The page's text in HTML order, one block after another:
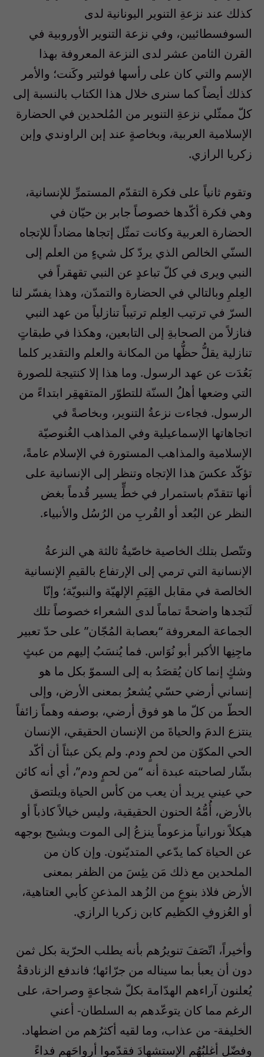
كذلك عند نزعةِ التنوير اليونانية لدى
السوفسطائيين، وفي نزعة التنوير الأوروبية في
القرن الثامن عشر لدى النزعة المعروفة بهذا
الإسم والتي كان على رأسها فولتير وكَنت؛ والأمر
كذلك أيضاً كما سنرى خلال هذا الكتاب بالنسبة إلى
كلّ ممثّلي نزعةِ التنوير من المُلحدين في الحضارة
الإسلامية العربية، وبخاصةٍ عند إبن الراوندي وإبن
زكريا الرازي.
وتقوم ثانياً على فكرة التقدّم المستمرِّ للإنسانية،
وهي فكرة أكّدها خصوصاً جابر بن حيّان في
الحضارة العربية وكانت تمثّل إتجاها مضاداً للإتجاه
السنّي الخالص الذي يردّ كل شيءٍ من العلم إلى
النبي ويرى في كلّ تباعدٍ عن النبي تقهقراً في
العِلمِ وبالتالي في الحضارة والتمدّن، وهذا يفسّر لنا
السرّ في ترتيب العِلم ترتيباً تنازلياً من عهد النبي
فنازلاً من الصحابةِ إلى التابعين، وهكذا في طبقاتٍ
تنازلية يقلُّ حظُّها من المكانة والعلم والتقدير كلما
بَعُدَت عن عهد الرسول. وما هذا إلا كنتيجة للصورة
التي وضعها أهلُ السنّة للتطوّر المتقهقِر ابتداءً من
الرسول. فجاءت نزعةُ التنوير، وبخاصةً في
اتجاهاتها الإسماعيلية وفي المذاهب الغُنوصيّة
الإسلامية والمذاهب المستورة في الإسلام عامةً،
تؤكّد عكسَ هذا الإتجاه وتنظر إلى الإنسانية على
أنها تتقدّم باستمرار في خطٍّ يسير قُدماً بغض
النظر عن البُعد أو القُربِ من الرُسُل والأنبياء.
وتتّصل بتلك الخاصية خاصّيةُ ثالثة هي النزعةُ
الإنسانية التي ترمي إلى الإرتفاع بالقيمِ الإنسانية
الخالصة في مقابل القِيَمِ الإلهيّة والنبويّة؛ وإنّا
لَنَجدها واضحةً تماماً لدى الشعراء خصوصاً تلك
الجماعة المعروفة “بعصابة المُجّان” على حدّ تعبير
ماجِنِها الأكبر أبو نُوَاس. فما يُنسَبُ إليهم من عبثٍ
وشكٍ إنما كان يُقصَدُ به إلى السموّ بكل ما هو
إنساني أرضي حسّي يُشعرُ بمعنى الأرض، وإلى
الحطّ من كلّ ما هو فوق أرضي، بوصفه وهماً زائفاً
ينتزع الدمَ والحياةَ من الإنسان الحقيقي، الإنسان
الحي المكوّن من لحمٍ ودم. ولم يكن عبثاً أن أكّد
بشّار لصاحبته عبدة أنه “من لحمٍ ودم”، أي أنه كائن
حي عيني يريد أن يعب من كأس الحياة ويلتصق
بالأرض، أُمُّهُ الحنون الحقيقية، وليس خيالاً كاذباً أو
هيكلاً نورانياً مزعوماً ينزعُ إلى الموت ويشيح بوجهه
عن الحياة كما يدّعي المتديّنون. وإن كان من
الملحدين مع ذلك مَن يئِسَ من الظفر بمعنى
الأرض فلاذ بنوعٍ من الزُهد المذعنِ كأبي العتاهية،
أو العُزوفِ الكظيم كابن زكريا الرازي.
وأخيراً، اتّصَفَ تنويرُهم بأنه يطلب الحرّية بكل ثمن
دون أن يعبأ بما سيناله من جرّائها؛ فاندفع الزنادقةُ
يُعلنون آراءهم الهدّامة بكلّ شجاعةٍ وصراحة، على
الرغم مما كان يتوعّدهم به السلطان- أعني
الخليفة- من عذاب، وما لقيه أكثرُهم من اضطهاد.
وفضّل أغلبُهُم الإستشهادَ فقدّموا أرواحَهم فداءً